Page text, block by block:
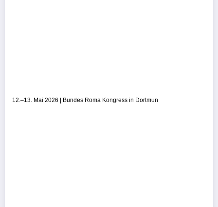
12.–13. Mai 2026 | Bundes Roma Kongress in Dortmun